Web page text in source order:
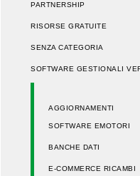
PARTNERSHIP
RISORSE GRATUITE
SENZA CATEGORIA
SOFTWARE GESTIONALI
AGGIORNAMENTI
SOFTWARE EMOTORI
BANCHE DATI
E-COMMERCE RICAMBI